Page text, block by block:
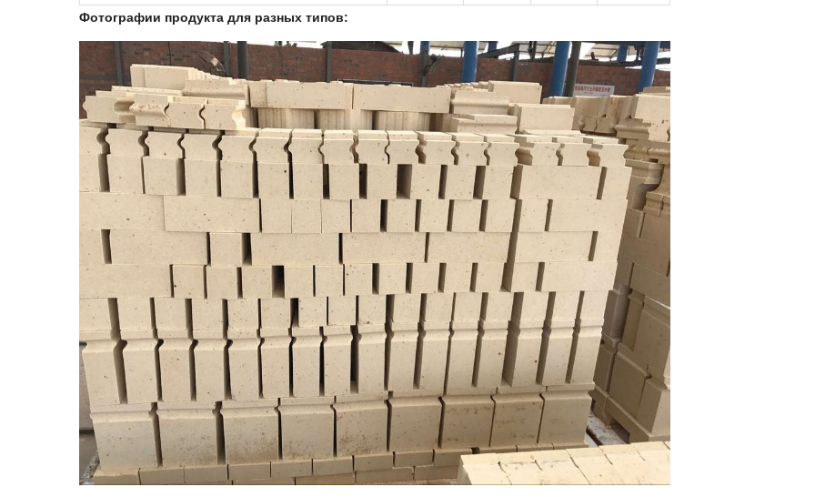
Фотографии продукта для разных типов: